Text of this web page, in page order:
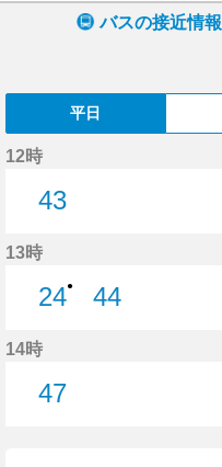
バスの接近情報
平日
12時
43
13時
24●
44
14時
47